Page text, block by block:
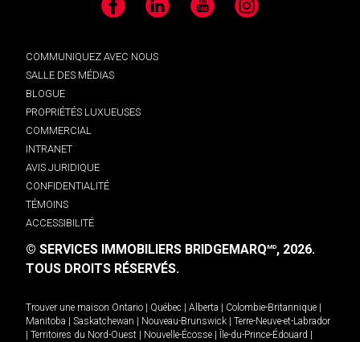
Facebook LinkedIn YouTube Instagram
COMMUNIQUEZ AVEC NOUS
SALLE DES MÉDIAS
BLOGUE
PROPRIÉTÉS LUXUEUSES
COMMERCIAL
INTRANET
AVIS JURIDIQUE
CONFIDENTIALITÉ
TÉMOINS
ACCESSIBILITÉ
© SERVICES IMMOBILIERS BRIDGEMARQMD, 2026.
TOUS DROITS RÉSERVÉS.
Trouver une maison Ontario Québec Alberta Colombie-Britannique
Manitoba
Saskatchewan Nouveau-Brunswick
Terre-Neuve-et-Labrador
Territoires du Nord-Ouest Nouvelle-Écosse Île-du-Prince-Édouard